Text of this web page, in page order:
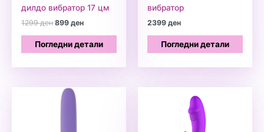
дилдо вибратор 17 цм
1299денOriginal
was:
1299 ден.
899денCurrent
is:
899 ден.
Погледни детали
вибратор
2399ден
Погледни детали